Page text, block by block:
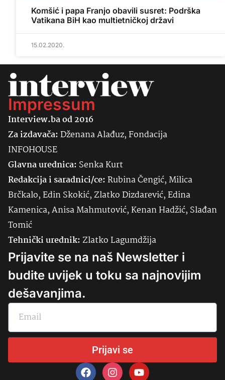
Komšić i papa Franjo obavili susret: Podrška
Vatikana BiH kao multietničkoj državi
15.02.2020.
Impressum
Interview.ba od 2016
Za izdavača:Dženana Alađuz, Fondacija
INFOHOUSE
Glavna urednica: SenkaKurt
Redakcija i saradnici/ce:Rubina Čengić, Milica
Brčkalo, Edin Skokić, Zlatko Dizdarević, Edina
Kamenica, Anisa Mahmutović, Kenan Hadžić, Slađan
Tomić
Tehnički urednik:Zlatko Lagumdžija
Prijavite se na naš Newsletter i
budite uvijek u toku sa najnovijim
dešavanjima.
Prijavi se